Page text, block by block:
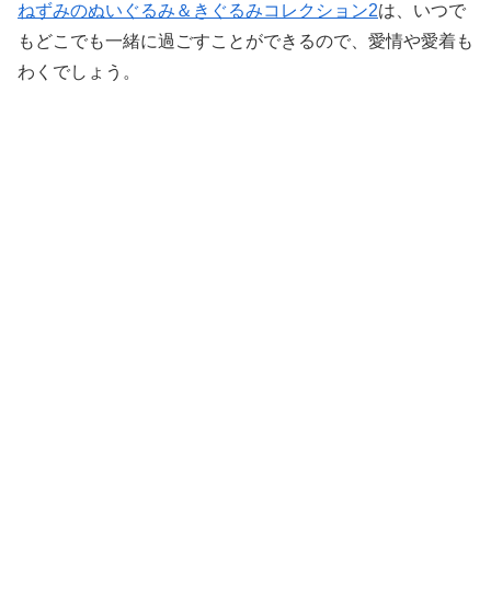
ねずみのぬいぐるみ＆きぐるみコレクション2は、いつで
もどこでも一緒に過ごすことができるので、愛情や愛着も
わくでしょう。